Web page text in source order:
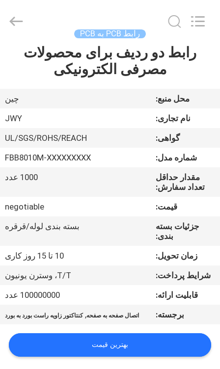
صفحه
محصولات
کنترل
درخواست
Electronic
رابط PCB به PCB
رابط دو ردیف برای محصولات
مصرفی الکترونیکی
محل منبع:
چین
نام تجاری:
JWY
گواهی:
UL/SGS/ROHS/REACH
شماره مدل:
FBB8010M-XXXXXXXXX
مقدار حداقل
تعداد سفارش:
1000 عدد
قیمت:
negotiable
جزئیات بسته
بندی:
بسته بندی لوله/قرقره
زمان تحویل:
10 تا 15 روز کاری
شرایط پرداخت:
T/T، وسترن یونیون
قابلیت ارائه:
100000000 عدد
برجسته:
اتصال صفحه به صفحه,کنتاکتور زاویه راست بورد به بورد
بهترین قیمت